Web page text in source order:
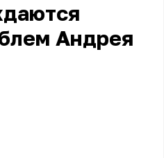
Андрея